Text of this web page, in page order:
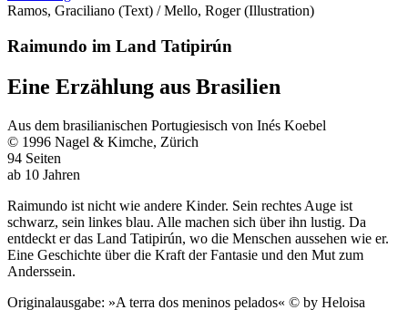
Ramos, Graciliano (Text) / Mello, Roger (Illustration)
Raimundo im Land Tatipirún
Eine Erzählung aus Brasilien
Aus dem brasilianischen Portugiesisch von Inés Koebel
© 1996 Nagel & Kimche, Zürich
94 Seiten
ab 10 Jahren
Raimundo ist nicht wie andere Kinder. Sein rechtes Auge ist
schwarz, sein linkes blau. Alle machen sich über ihn lustig. Da
entdeckt er das Land Tatipirún, wo die Menschen aussehen wie er.
Eine Geschichte über die Kraft der Fantasie und den Mut zum
Anderssein.
Originalausgabe: »A terra dos meninos pelados« © by Heloisa